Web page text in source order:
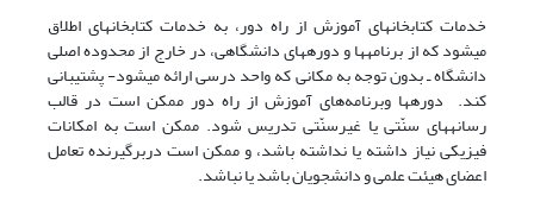
خدمات کتابخانه‎ای آموزش از راه دور، به خدمات کتابخانه‎ای اطلاق
می‎شود که از برنامه‎ها و دوره‎های دانشگاهی، در خارج از محدوده اصلی
دانشگاه ـ بدون توجه به مکانی که واحد درسی ارائه می‎شود- پشتیبانی
‎کند. دوره‎ها وبرنامه‌های آموزش از راه دور ممکن است در قالب
رسانه‎های سنّتی یا غیرسنّتی تدریس شود. ممکن است به امکانات
فیزیکی نیاز داشته یا نداشته باشد، و ممکن است دربرگیرنده‎ تعامل
اعضای‌ هیئت علمی و دانشجویان باشد یا نباشد.